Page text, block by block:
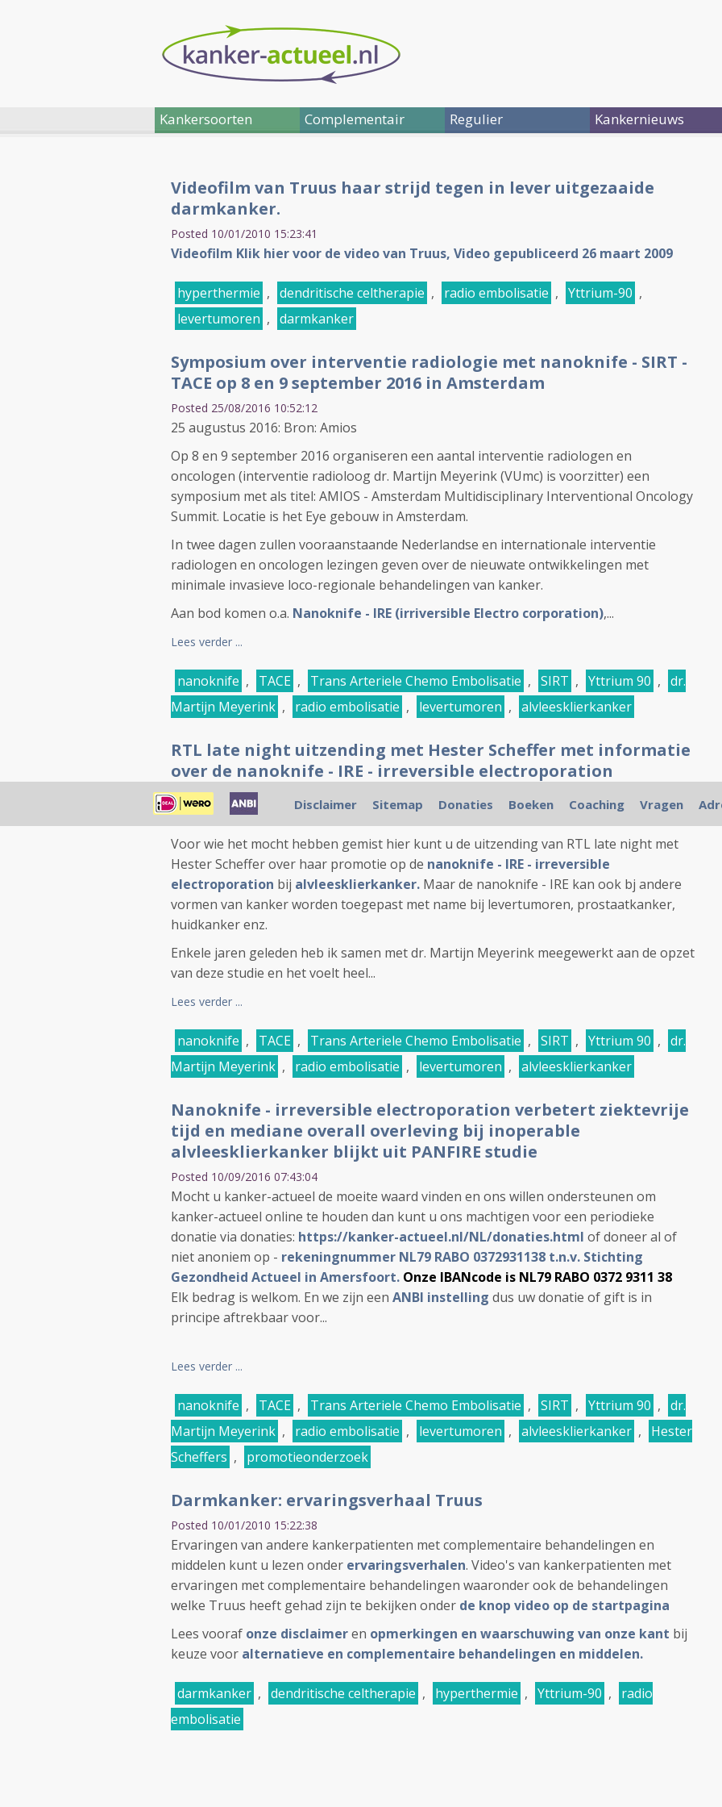
Kankersoorten Complementair Regulier Kankernieuws
Videofilm van Truus haar strijd tegen in lever uitgezaaide
darmkanker.
Posted 10/01/2010 15:23:41
Videofilm Klik hier voor de video van Truus, Video gepubliceerd 26 maart 2009
hyperthermie , dendritische celtherapie , radio embolisatie , Yttrium-90 ,
levertumoren , darmkanker
Symposium over interventie radiologie met nanoknife - SIRT -
TACE op 8 en 9 september 2016 in Amsterdam
Posted 25/08/2016 10:52:12
25 augustus 2016: Bron: Amios
Op 8 en 9 september 2016 organiseren een aantal interventie radiologen en
oncologen (interventie radioloog dr. Martijn Meyerink (VUmc) is voorzitter) een
symposium met als titel: AMIOS - Amsterdam Multidisciplinary Interventional Oncology
Summit. Locatie is het Eye gebouw in Amsterdam.
In twee dagen zullen vooraanstaande Nederlandse en internationale interventie
radiologen en oncologen lezingen geven over de nieuwate ontwikkelingen met
minimale invasieve loco-regionale behandelingen van kanker.
Aan bod komen o.a. Nanoknife - IRE (irriversible Electro corporation),...
Lees verder ...
nanoknife , TACE , Trans Arteriele Chemo Embolisatie , SIRT , Yttrium 90 , dr.
Martijn Meyerink , radio embolisatie , levertumoren , alvleesklierkanker
RTL late night uitzending met Hester Scheffer met informatie
over de nanoknife - IRE - irreversible electroporation
Posted 09/09/2016 14:24:40
9 september 2016: Bron: Uitzending gemist
Voor wie het mocht hebben gemist hier kunt u de uitzending van RTL late night met
Hester Scheffer over haar promotie op de nanoknife - IRE - irreversible
electroporation bij alvleesklierkanker. Maar de nanoknife - IRE kan ook bj andere
vormen van kanker worden toegepast met name bij levertumoren, prostaatkanker,
huidkanker enz.
Enkele jaren geleden heb ik samen met dr. Martijn Meyerink meegewerkt aan de opzet
van deze studie en het voelt heel...
Lees verder ...
nanoknife , TACE , Trans Arteriele Chemo Embolisatie , SIRT , Yttrium 90 , dr.
Martijn Meyerink , radio embolisatie , levertumoren , alvleesklierkanker
Nanoknife - irreversible electroporation verbetert ziektevrije
tijd en mediane overall overleving bij inoperable
alvleesklierkanker blijkt uit PANFIRE studie
Posted 10/09/2016 07:43:04
Mocht u kanker-actueel de moeite waard vinden en ons willen ondersteunen om
kanker-actueel online te houden dan kunt u ons machtigen voor een periodieke
donatie via donaties: https://kanker-actueel.nl/NL/donaties.html of doneer al of
niet anoniem op - rekeningnummer NL79 RABO 0372931138 t.n.v. Stichting
Gezondheid Actueel in Amersfoort. Onze IBANcode is NL79 RABO 0372 9311 38
Elk bedrag is welkom. En we zijn een ANBI instelling dus uw donatie of gift is in
principe aftrekbaar voor...
Lees verder ...
nanoknife , TACE , Trans Arteriele Chemo Embolisatie , SIRT , Yttrium 90 , dr.
Martijn Meyerink , radio embolisatie , levertumoren , alvleesklierkanker ,
Hester
Scheffers , promotieonderzoek
Darmkanker: ervaringsverhaal Truus
Posted 10/01/2010 15:22:38
Ervaringen van andere kankerpatienten met complementaire behandelingen en
middelen kunt u lezen onder ervaringsverhalen. Video's van kankerpatienten met
ervaringen met complementaire behandelingen waaronder ook de behandelingen
welke Truus heeft gehad zijn te bekijken onder de knop video op de startpagina
Lees vooraf onze disclaimeren opmerkingen en waarschuwing van onze kant bij
keuze voor alternatieve en complementaire behandelingen en middelen.
darmkanker , dendritische celtherapie , hyperthermie , Yttrium-90 ,
radio
embolisatie
Disclaimer Sitemap Donaties Boeken Coaching Vragen